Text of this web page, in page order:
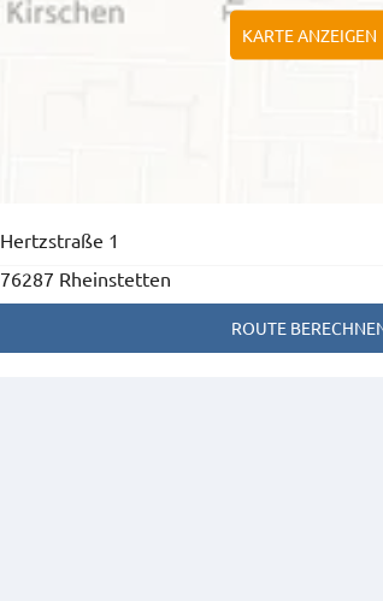
KARTE ANZEIGEN
Hertzstraße 1
76287 Rheinstetten
ROUTE